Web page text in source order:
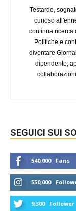
Testardo,
curioso
continua ricerca
Politiche e
diventare
dipendente,
SEGUICI SUI
540,000 Fans
550,000
9,300 Follower